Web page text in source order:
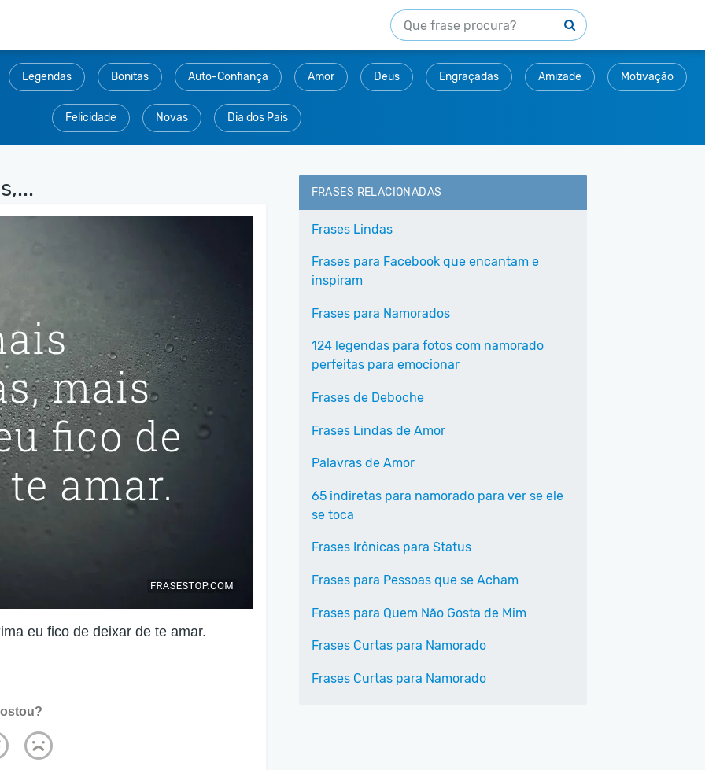
Legendas Bonitas Auto-Confiança Amor Deus Engraçadas Amizade Motivação
Felicidade Novas Dia dos Pais
eu fico de deixar de te amar.
FRASES RELACIONADAS
Frases Lindas
Frases para Facebook que encantam e
inspiram
Frases para Namorados
124 legendas para fotos com namorado
perfeitas para emocionar
Frases de Deboche
Frases Lindas de Amor
Palavras de Amor
65 indiretas para namorado para ver se ele
se toca
Frases Irônicas para Status
Frases para Pessoas que se Acham
Frases para Quem Não Gosta de Mim
Frases Curtas para Namorado
Frases Curtas para Namorado